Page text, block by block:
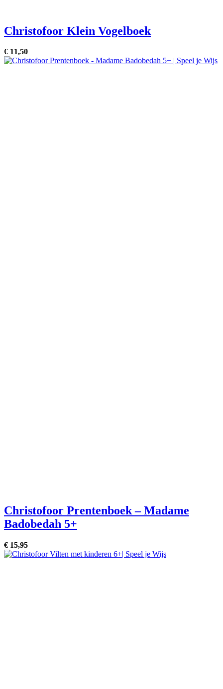
Christofoor Klein Vogelboek
€ 11,50
Christofoor Prentenboek – Madame
Badobedah 5+
€ 15,95